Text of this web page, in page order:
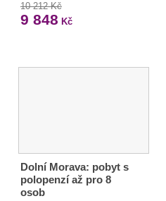
10 212 Kč
9 848 Kč
Dolní Morava: pobyt s
polopenzí až pro 8
osob